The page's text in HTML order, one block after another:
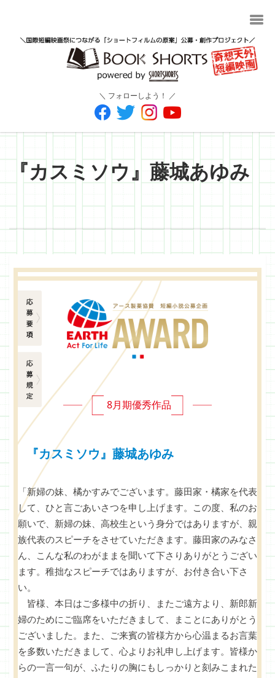
＼ フォローしよう！ ／
『カスミソウ』藤城あゆみ
8月期優秀作品
『カスミソウ』藤城あゆみ
「新婦の妹、橘かすみでございます。藤田家・橘家を代表
して、ひと言ごあいさつを申し上げます。この度、私のお
願いで、新婦の妹、高校生という身分ではありますが、親
族代表のスピーチをさせていただきます。藤田家のみなさ
ん、こんな私のわがままを聞いて下さりありがとうござい
ます。稚拙なスピーチではありますが、お付き合い下さ
い。
皆様、本日はご多様中の折り、またご遠方より、新郎新
婦のためにご臨席をいただきまして、まことにありがとう
ございました。また、ご来賓の皆様方から心温まるお言葉
を多数いただきまして、心よりお礼申し上げます。皆様か
らの一言一句が、ふたりの胸にもしっかりと刻みこまれた